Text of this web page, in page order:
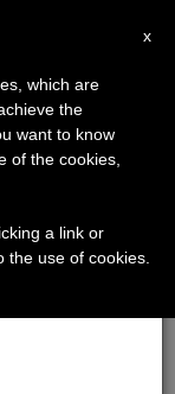
×
la pausa
de verano
el
x
which are
the
want to know
of the cookies,
a link or
use of cookies.